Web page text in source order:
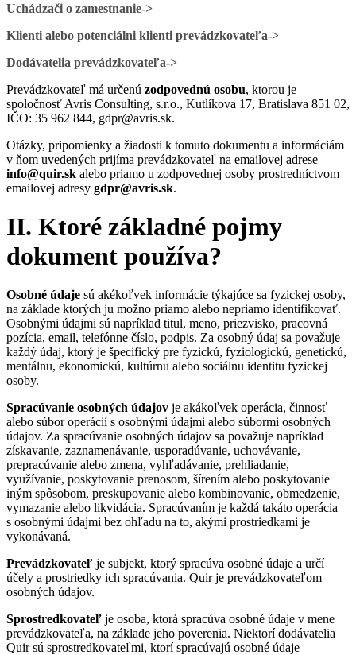
Uchádzači o zamestnanie->
Klienti alebo potenciálni klienti prevádzkovateľa->
Dodávatelia prevádzkovateľa->
Prevádzkovateľ má určenú zodpovednú osobu, ktorou je
spoločnosť Avris Consulting, s.r.o., Kutlíkova 17, Bratislava 851 02,
IČO: 35 962 844, gdpr@avris.sk.
Otázky, pripomienky a žiadosti k tomuto dokumentu a informáciám
v ňom uvedených prijíma prevádzkovateľ na emailovej adrese
info@quir.sk alebo priamo u zodpovednej osoby prostredníctvom
emailovej adresy gdpr@avris.sk.
II. Ktoré základné pojmy
dokument používa?
Osobné údaje sú akékoľvek informácie týkajúce sa fyzickej osoby,
na základe ktorých ju možno priamo alebo nepriamo identifikovať.
Osobnými údajmi sú napríklad titul, meno, priezvisko, pracovná
pozícia, email, telefónne číslo, podpis. Za osobný údaj sa považuje
každý údaj, ktorý je špecifický pre fyzickú, fyziologickú, genetickú,
mentálnu, ekonomickú, kultúrnu alebo sociálnu identitu fyzickej
osoby.
Spracúvanie osobných údajov je akákoľvek operácia, činnosť
alebo súbor operácií s osobnými údajmi alebo súbormi osobných
údajov. Za spracúvanie osobných údajov sa považuje napríklad
získavanie, zaznamenávanie, usporadúvanie, uchovávanie,
prepracúvanie alebo zmena, vyhľadávanie, prehliadanie,
využívanie, poskytovanie prenosom, šírením alebo poskytovanie
iným spôsobom, preskupovanie alebo kombinovanie, obmedzenie,
vymazanie alebo likvidácia. Spracúvaním je každá takáto operácia
s osobnými údajmi bez ohľadu na to, akými prostriedkami je
vykonávaná.
Prevádzkovateľ je subjekt, ktorý spracúva osobné údaje a určí
účely a prostriedky ich spracúvania. Quir je prevádzkovateľom
osobných údajov.
Sprostredkovateľ je osoba, ktorá spracúva osobné údaje v mene
prevádzkovateľa, na základe jeho poverenia. Niektorí dodávatelia
Quir sú sprostredkovateľmi, ktorí spracúvajú osobné údaje